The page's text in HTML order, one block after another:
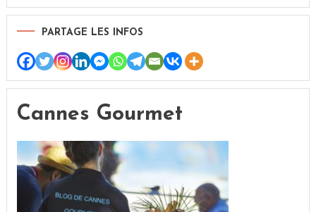
PARTAGE LES INFOS
Cannes Gourmet